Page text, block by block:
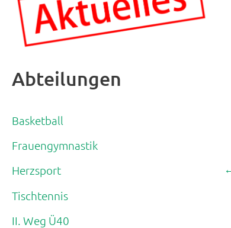
Abteilungen
Basketball
Frauengymnastik
Herzsport
Tischtennis
II. Weg Ü40